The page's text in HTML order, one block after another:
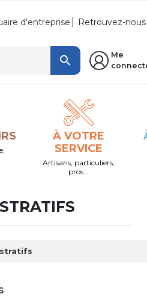
d'entreprise Retrouvez-

Me
À VOTRE
SERVICE
Artisans, particuliers,
pros...